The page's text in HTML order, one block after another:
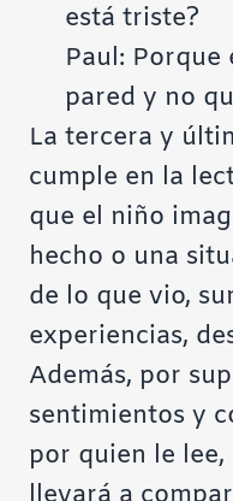
está triste?
Paul: Porque
pared y no
La tercera y
cumple en la
que el niño
hecho o una
de lo que vio,
experiencias,
Además, por
sentimientos y
por quien le